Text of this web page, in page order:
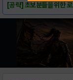
[공략] 초보분들을 위한